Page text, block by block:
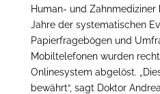
Human- und
Jahre der systematischen
Papierfragebögen und
Mobiltelefonen wurden
Onlinesystem abgelöst.
bewährt“, sagt Doktor